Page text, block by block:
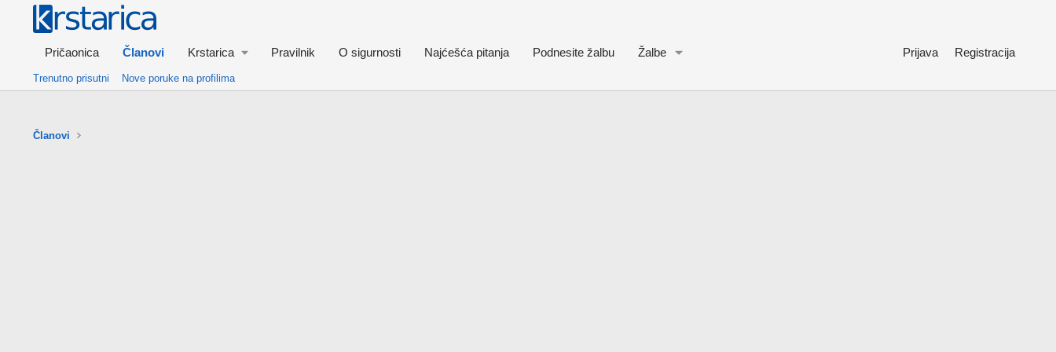
Pričaonica Članovi Krstarica Pravilnik O sigurnosti Najćešća pitanja Podnesite žalbu Žalbe Prijava Registracija
Trenutno prisutni Nove poruke na profilima
Članovi